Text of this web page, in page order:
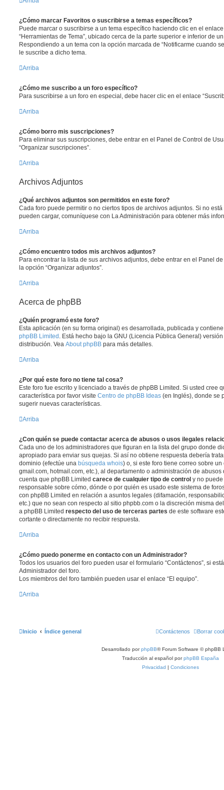
¿Cómo marcar Favoritos o suscribirse a temas específicos?
Puede marcar o suscribirse a un tema específico haciendo clic en el
“Herramientas de Tema”, ubicado cerca de la parte superior e inferior de
Respondiendo a un tema con la opción marcada de “Notificarme cuando
le suscribe a dicho tema.
Arriba
¿Cómo me suscribo a un foro específico?
Para suscribirse a un foro en especial, debe hacer clic en el enlace
Arriba
¿Cómo borro mis suscripciones?
Para eliminar sus suscripciones, debe entrar en el Panel de Control de
“Organizar suscripciones”.
Arriba
Archivos Adjuntos
¿Qué archivos adjuntos son permitidos en este foro?
Cada foro puede permitir o no ciertos tipos de archivos adjuntos. Si no
pueden cargar, comuníquese con La Administración para obtener más
Arriba
¿Cómo encuentro todos mis archivos adjuntos?
Para encontrar la lista de sus archivos adjuntos, debe entrar en el Panel
la opción “Organizar adjuntos”.
Arriba
Acerca de phpBB
¿Quién programó este foro?
Esta aplicación (en su forma original) es desarrollada, publicada y
phpBB Limited . Está hecho bajo la GNU (Licencia Pública General)
distribución. Vea About phpBB para más detalles.
Arriba
¿Por qué este foro no tiene tal cosa?
Este foro fue escrito y licenciado a través de phpBB Limited. Si usted cree
característica por favor visite Centro de phpBB Ideas (en Inglés), donde se
sugerir nuevas características.
Arriba
¿Con quién se puede contactar acerca de abusos o usos ilegales
Cada uno de los administradores que figuran en la lista del grupo donde
apropiado para enviar sus quejas. Si así no obtiene respuesta debería
dominio (efectúe una búsqueda whois) o, si este foro tiene correo sobre
gmail.com, hotmail.com, etc.), al departamento o administración de
cuenta que phpBB Limited carece de cualquier tipo de control y no
responsable sobre cómo, dónde o por quién es usado este sistema de
con phpBB Limited en relación a asuntos legales (difamación,
etc.) que no sean con respecto al sitio phpbb.com o la discreción misma
a phpBB Limited respecto del uso de terceras partes de este software
cortante o directamente no recibir respuesta.
Arriba
¿Cómo puedo ponerme en contacto con un Administrador?
Todos los usuarios del foro pueden usar el formulario “Contáctenos”, si
Administrador del foro.
Los miembros del foro también pueden usar el enlace “El equipo”.
Arriba
Inicio Índice general Borrar
Contáctenos
Desarrollado porphpBB® Forum Software © phpBB
Traducción al español porphpBB España
Privacidad | Condiciones